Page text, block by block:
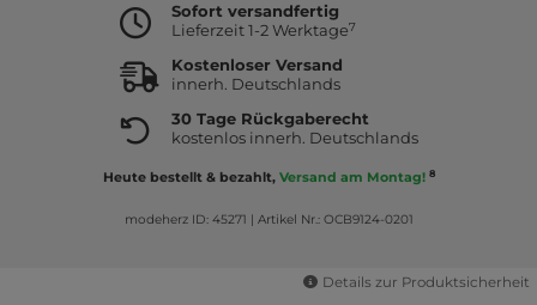
Sofort versandfertig
Lieferzeit 1-2 Werktage7
Kostenloser Versand
innerh. Deutschlands
30 Tage Rückgaberecht
kostenlos innerh. Deutschlands
Heute bestellt & bezahlt, Versand am Montag! 8
modeherz ID: 45271 | Artikel Nr.: OCB9124-0201
Details zur Produktsicherheit